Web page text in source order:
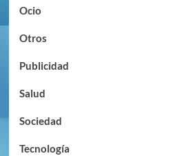
Ocio
Otros
Publicidad
Salud
Sociedad
Tecnología